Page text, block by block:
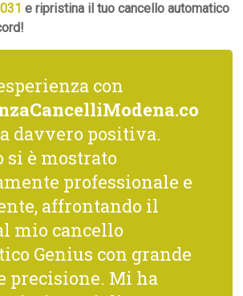
e ripristina il tuo cancello automatico
con
davvero positiva.
si è mostrato
professionale e
affrontando il
mio cancello
Genius con grande
precisione. Mi ha